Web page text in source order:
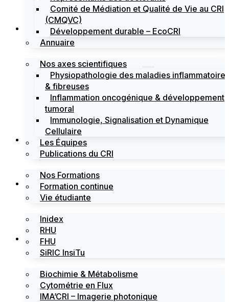
Comité de Médiation et Qualité de Vie au CRI
(CMQVC)
Développement durable – EcoCRI
Annuaire
Recherche
Nos axes scientifiques
Physiopathologie des maladies inflammatoires
& fibreuses
Inflammation oncogénique & développement
tumoral
Immunologie, Signalisation et Dynamique
Cellulaire
Les Équipes
Publications du CRI
Formations
Nos Formations
Formation continue
Vie étudiante
Labels
Inidex
RHU
FHU
SiRIC InsiTu
Les plateformes
Biochimie & Métabolisme
Cytométrie en Flux
IMA’CRI – Imagerie photonique